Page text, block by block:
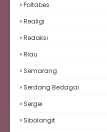
Poltabes
Realigi
Redaksi
Riau
Semarang
Serdang Bedagai
Sergei
Sibolangit